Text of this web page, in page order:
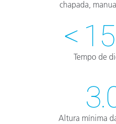
chapada,
< 15
Tempo de
Altura mínima